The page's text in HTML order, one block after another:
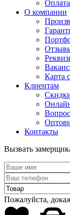
О компании
Карта
Клиентам
Контакты
Вызвать
Пожалуйста,